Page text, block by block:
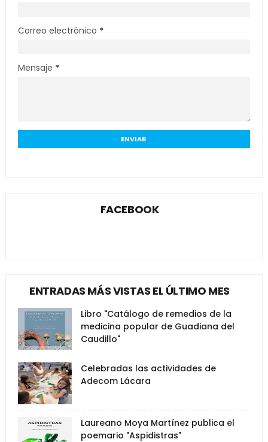
Correo electrónico *
Mensaje *
FACEBOOK
ENTRADAS MÁS VISTAS EL ÚLTIMO MES
Libro "Catálogo de remedios de la
medicina popular de Guadiana del
Caudillo"
Celebradas las actividades de
Adecom Lácara
Laureano Moya Martínez publica el
poemario "Aspidistras"